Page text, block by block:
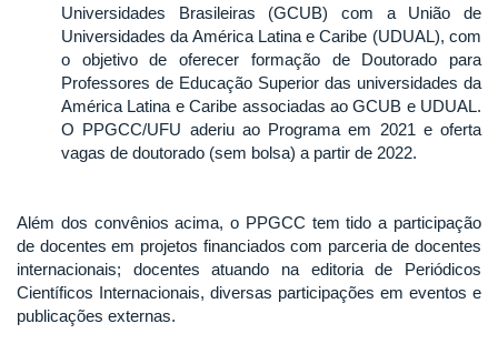
Universidades Brasileiras (GCUB) com a União de
Universidades da América Latina e Caribe (UDUAL), com
o objetivo de oferecer formação de Doutorado para
Professores de Educação Superior das universidades da
América Latina e Caribe associadas ao GCUB e UDUAL.
O PPGCC/UFU aderiu ao Programa em 2021 e oferta
vagas de doutorado (sem bolsa) a partir de 2022.
Além dos convênios acima, o PPGCC tem tido a participação
de docentes em projetos financiados com parceria de docentes
internacionais; docentes atuando na editoria de Periódicos
Científicos Internacionais, diversas participações em eventos e
publicações externas.